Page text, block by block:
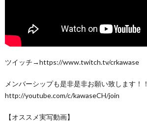
ツイッチ→https://www.twitch.tv/crkawase
メンバーシップも是非是非お願い致します！！
http://youtube.com/c/kawaseCH/join
【オススメ実写動画】